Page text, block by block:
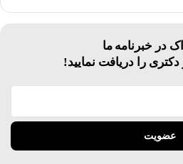
در خبرنامه ما
دکتری را دریافت نمایید!